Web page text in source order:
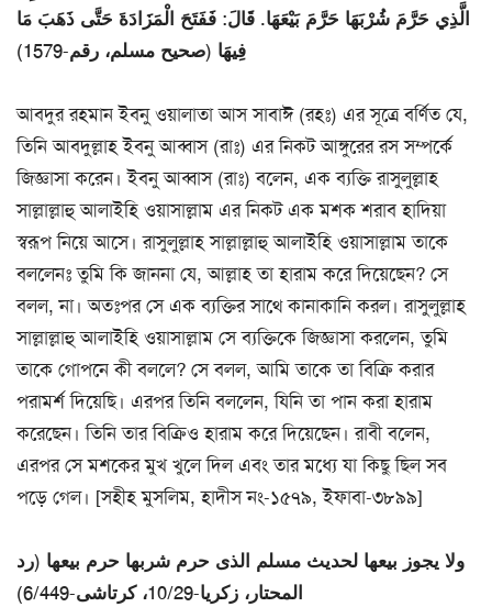
الَّذِي ‌حَرَّمَ ‌شُرْبَهَا ‌حَرَّمَ ‌بَيْعَهَا. قَالَ: فَفَتَحَ الْمَزَادَةَ حَتَّى ذَهَبَ مَا
فِيهَا (صحيح مسلم، رقم-1579)
আবদুর রহমান ইবনু ওয়ালাতা আস সাবাঈ (রহঃ) এর সূত্রে বর্ণিত যে,
তিনি আবদুল্লাহ ইবনু আব্বাস (রাঃ) এর নিকট আঙ্গুরের রস সম্পর্কে
জিজ্ঞাসা করেন। ইবনু আব্বাস (রাঃ) বলেন, এক ব্যক্তি রাসুলুল্লাহ
সাল্লাল্লাহু আলাইহি ওয়াসাল্লাম এর নিকট এক মশক শরাব হাদিয়া
স্বরূপ নিয়ে আসে। রাসুলুল্লাহ সাল্লাল্লাহু আলাইহি ওয়াসাল্লাম তাকে
বললেনঃ তুমি কি জাননা যে, আল্লাহ তা হারাম করে দিয়েছেন? সে
বলল, না। অতঃপর সে এক ব্যক্তির সাথে কানাকানি করল। রাসুলুল্লাহ
সাল্লাল্লাহু আলাইহি ওয়াসাল্লাম সে ব্যক্তিকে জিজ্ঞাসা করলেন, তুমি
তাকে গোপনে কী বললে? সে বলল, আমি তাকে তা বিক্রি করার
পরামর্শ দিয়েছি। এরপর তিনি বললেন, যিনি তা পান করা হারাম
করেছেন। তিনি তার বিক্রিও হারাম করে দিয়েছেন। রাবী বলেন,
এরপর সে মশকের মুখ খুলে দিল এবং তার মধ্যে যা কিছু ছিল সব
পড়ে গেল। [সহীহ মুসলিম, হাদীস নং-১৫৭৯, ইফাবা-৩৮৯৯]
ولا يجوز بيعها لحديث مسلم الذى حرم شربها حرم بيعها (رد
المحتار، زكريا-10/29، كرتاشى-6/449)